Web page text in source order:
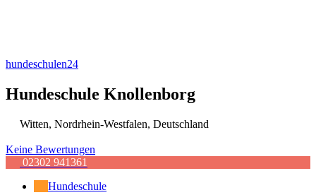
hundeschulen24
Hundeschule Knollenborg
Witten, Nordrhein-Westfalen, Deutschland
Keine Bewertungen
02302 941361
Hundeschule